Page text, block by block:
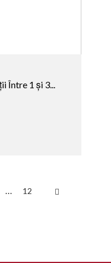
Între 1 și 3...
… 12